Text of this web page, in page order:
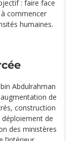
: faire face
commencer
humaines.
Abdulrahman
de
construction
déploiement de
des ministères